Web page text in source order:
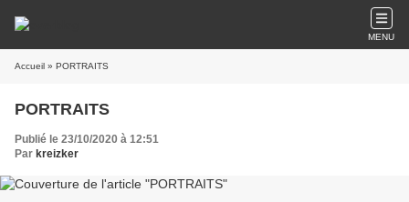
MENU
Accueil » PORTRAITS
PORTRAITS
Publié le 23/10/2020 à 12:51
Par kreizker